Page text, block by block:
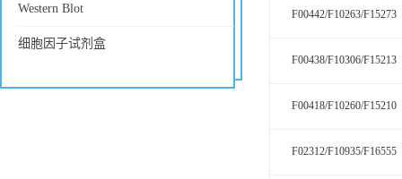
Western Blot
细胞因子试剂盒
F00442/F10263/F15273
F00438/F10306/F15213
F00418/F10260/F15210
F02312/F10935/F16555